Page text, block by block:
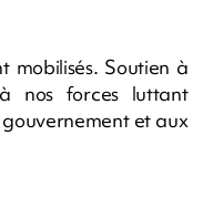
mobilisés. Soutien à
nos forces luttant
et aux